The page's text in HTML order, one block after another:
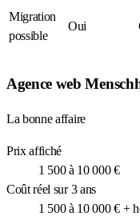
Migration
possible
Oui
Agence web
La bonne affaire
Prix affiché
1 500 à 10 000 €
Coût réel sur 3 ans
1 500 à 10 000 € +